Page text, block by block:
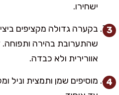
ישחירו.
שהתערובת בהירה
אוורירית ולא כבדה.